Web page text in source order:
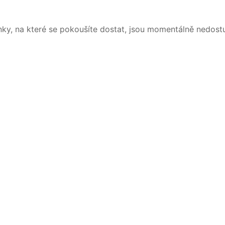
na které se pokoušíte dostat, jsou momentálně